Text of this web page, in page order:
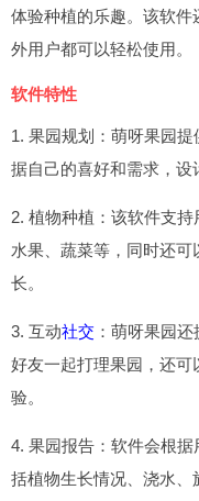
体验种植的乐趣。该软
外用户都可以轻松使用。
软件特性
1. 果园规划：萌呀果园
据自己的喜好和需求，设
2. 植物种植：该软件支
水果、蔬菜等，同时还
长。
3. 互动社交 ：萌呀果园
好友一起打理果园，还
验。
4. 果园报告：软件会根
括植物生长情况、浇水、